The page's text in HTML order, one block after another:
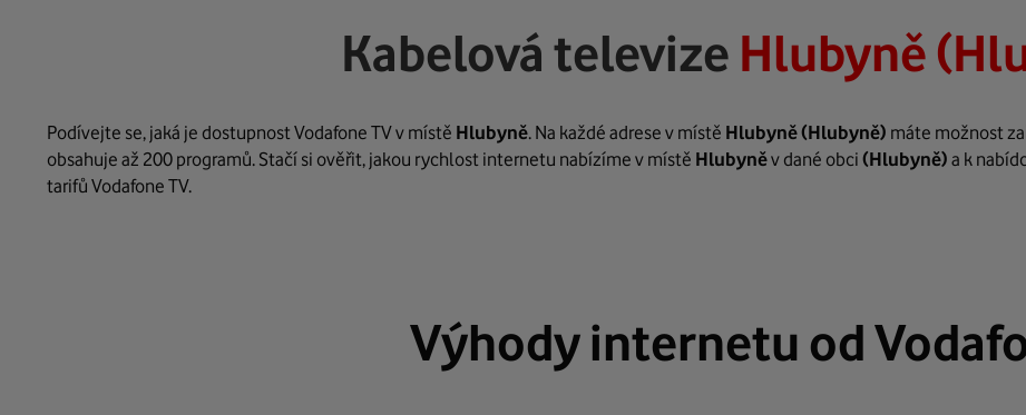
Kabelová televize Hlubyně
Podívejte se, jaká je dostupnost Vodafone TV v místě Hlubyně. Na každé adrese v místě Hlubyně(Hlubyně) máte možnost
obsahuje až 200 programů. Stačí si ověřit, jakou rychlost internetu nabízíme v místě Hlubyněv dané obci (Hlubyně) a k
tarifů Vodafone TV.
Výhody internetu od